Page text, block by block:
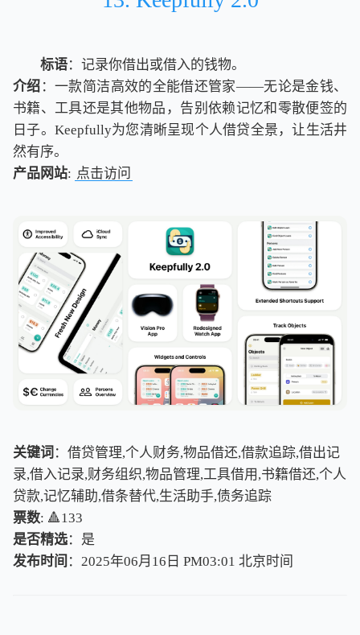
标语：记录你借出或借入的钱物。
介绍 ：一款简洁高效的全能借还管家——无论是金钱、
书籍、工具还是其他物品，告别依赖记忆和零散便签的
日子。Keepfully为您清晰呈现个人借贷全景，让生活井
然有序。
产品网站: 点击访问
关键词 ：借贷管理,个人财务,物品借还,借款追踪,借出记
录,借入记录,财务组织,物品管理,工具借用,书籍借还,个人
贷款,记忆辅助,借条替代,生活助手,债务追踪
票数: 🔺133
是否精选：是
发布时间 ：2025年06月16日 PM03:01 北京时间
北京时间